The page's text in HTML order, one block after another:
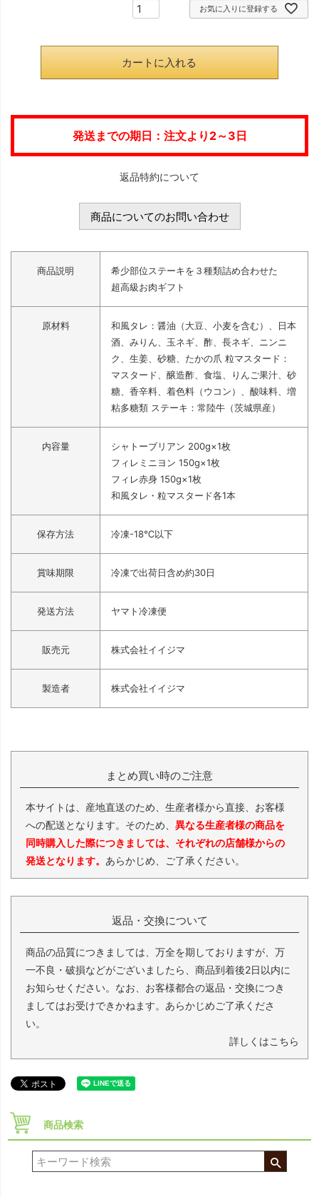
お気に入りに登録する
カートに入れる
発送までの期日：注文より2～3日
返品特約について
商品についてのお問い合わせ
商品説明
希少部位ステーキを３種類詰め合わせた
超高級お肉ギフト
原材料
和風タレ：醤油（大豆、小麦を含む）、日本
酒、みりん、玉ネギ、酢、長ネギ、ニンニ
ク、生姜、砂糖、たかの爪 粒マスタード：
マスタード、醸造酢、食塩、りんご果汁、砂
糖、香辛料、着色料（ウコン）、酸味料、増
粘多糖類 ステーキ：常陸牛（茨城県産）
内容量
シャトーブリアン 200g×1枚
フィレミニヨン 150g×1枚
フィレ赤身 150g×1枚
和風タレ・粒マスタード各1本
保存方法 冷凍-18℃以下
賞味期限 冷凍で出荷日含め約30日
発送方法 ヤマト冷凍便
販売元 株式会社イイジマ
製造者 株式会社イイジマ
まとめ買い時のご注意
本サイトは、産地直送のため、生産者様から直接、お客様
への配送となります。そのため、 異なる生産者様の商品を
同時購入した際につきましては、それぞれの店舗様からの
発送となります。 あらかじめ、ご了承ください。
返品・交換について
商品の品質につきましては、万全を期しておりますが、万
一不良・破損などがございましたら、商品到着後2日以内に
お知らせください。なお、お客様都合の返品・交換につき
ましてはお受けできかねます。あらかじめご了承くださ
い。
詳しくはこちら
商品検索